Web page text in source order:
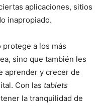
aplicaciones, sitios
inapropiado.
a los más
sino que también les
aprender y crecer de
Con las tablets
la tranquilidad de